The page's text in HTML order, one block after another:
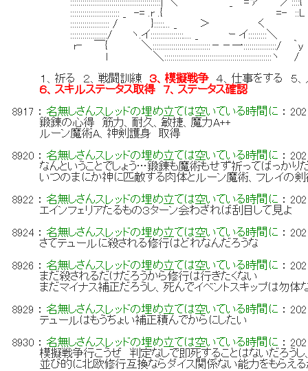
:::::::::::::::::::::::: _ -= .r .{ =- ::L
::::::::::::::::::: / }:::::... _ ＞ く
::::::::::::::::::/ ヽ.イ::::::::::::::::.... _ ｰ イ:::::::::＼
r‐ ￣{ ＼::::::::::::::::::::::::::::－－一
l ＼::::::::::::::::::::::::::::::::::::::::::::::::::::
１、祈る ２、戦闘訓練３、模擬戦争 ４、仕事をする ５
６、スキルステータス取得 ７、ステータス確認
8917 ：名無しさんスレッドの埋め立ては空いている時間に ：
鍛錬の心得 筋力、耐久、敏捷、魔力A++
ルーン魔術A、神剣護身 取得
8920 ：名無しさんスレッドの埋め立ては空いている時間に ：
なんということでしょう…鍛錬も魔術もせず祈ってばっか
いつのまにか神に匹敵する肉体とルーン魔術、フレイの
8922 ：名無しさんスレッドの埋め立ては空いている時間に ：
エインフェリアたるもの３ターン会わざれば刮目して見よ
8924 ：名無しさんスレッドの埋め立ては空いている時間に ：
さてテュールに殺される修行はどれなんだろうな
8926 ：名無しさんスレッドの埋め立ては空いている時間に ：
まだ殺されるだけだろうから修行は行きたくない
まだマイナス補正だろうし、死んでイベントスキップは勿体
8929 ：名無しさんスレッドの埋め立ては空いている時間に ：
テュールはもうちょい補正積んでからにしたい
8930 ：名無しさんスレッドの埋め立ては空いている時間に ：
模擬戦争行こうぜ 判定なしで即死することはないだろうし
並び的に北欧修行互換ならダイス関係ない能力をもらえ